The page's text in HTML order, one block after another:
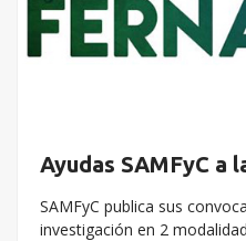
Ayudas SAMFyC a
SAMFyC publica sus
investigación en 2